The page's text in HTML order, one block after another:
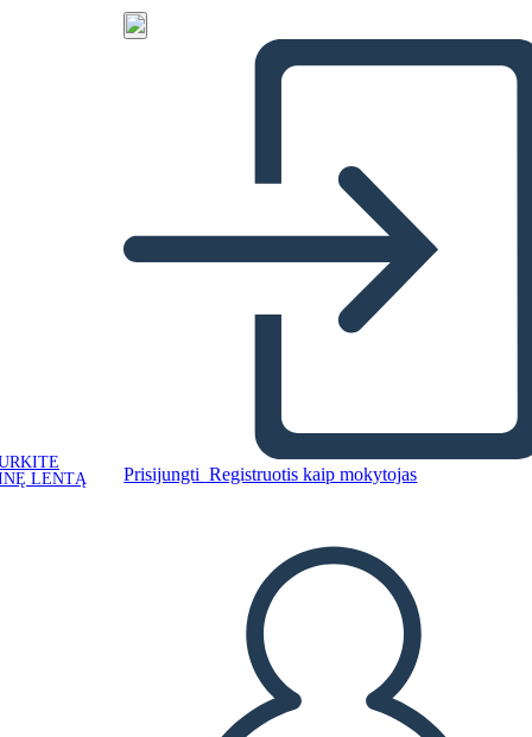
LENTĄ
Prisijungti Registruotis kaip mokytojas